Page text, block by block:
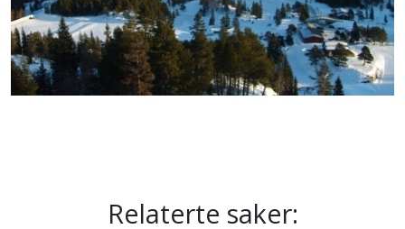
Relaterte saker: